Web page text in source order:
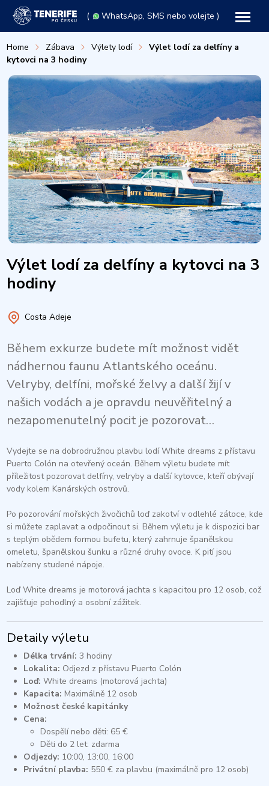
( WhatsApp, SMS nebo volejte )
Home Zábava Výlety lodí
Výlet lodí za delfíny a
kytovci na 3 hodiny
Výlet lodí za delfíny a kytovci na 3
hodiny
Costa Adeje
Během exkurze budete mít možnost vidět
nádhernou faunu Atlantského oceánu.
Velryby, delfíni, mořské želvy a další žijí v
našich vodách a je opravdu neuvěřitelný a
nezapomenutelný pocit je pozorovat…
Vydejte se na dobrodružnou plavbu lodí White dreams z přístavu
Puerto Colón na otevřený oceán. Během výletu budete mít
příležitost pozorovat delfíny, velryby a další kytovce, kteří obývají
vody kolem Kanárských ostrovů.​
Po pozorování mořských živočichů loď zakotví v odlehlé zátoce, kde
si můžete zaplavat a odpočinout si. Během výletu je k dispozici bar
s teplým obědem formou bufetu, který zahrnuje španělskou
omeletu, španělskou šunku a různé druhy ovoce. K pití jsou
nabízeny studené nápoje.​
Loď White dreams je motorová jachta s kapacitou pro 12 osob, což
zajišťuje pohodlný a osobní zážitek.​
Detaily výletu
Délka trvání: 3 hodiny​
Lokalita: Odjezd z přístavu Puerto Colón​
Loď: White dreams (motorová jachta)​
Kapacita: Maximálně 12 osob​
Možnost české kapitánky
Cena:
Dospělí nebo děti: 65 €​
Děti do 2 let: zdarma​
Odjezdy: 10:00, 13:00, 16:00
Privátní plavba: 550 € za plavbu (maximálně pro 12 osob)